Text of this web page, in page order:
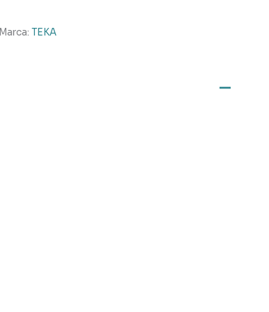
Marca:TEKA